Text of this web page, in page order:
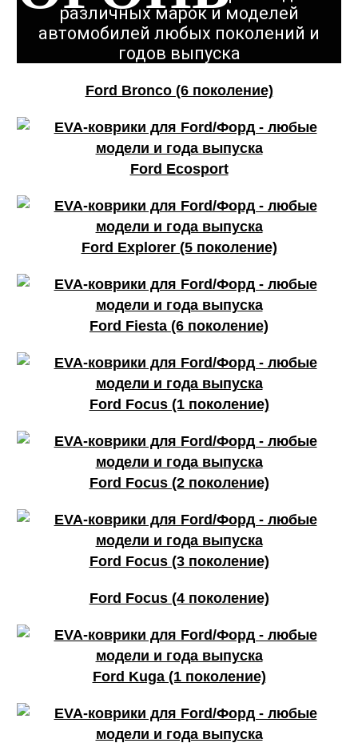
КАЧЕСТВО
ОГОНЬ
КАЧЕСТВО
ОГОНЬ
КАЧЕСТВО
ОГОНЬ
КАЧЕСТВО
ОГОНЬ
КАЧЕСТВО
различных марок и моделей
автомобилей любых поколений и
годов выпуска
Ford Bronco (6 поколение)
Ford Ecosport
Ford Explorer (5 поколение)
Ford Fiesta (6 поколение)
Ford Focus (1 поколение)
Ford Focus (2 поколение)
Ford Focus (3 поколение)
Ford Focus (4 поколение)
Ford Kuga (1 поколение)